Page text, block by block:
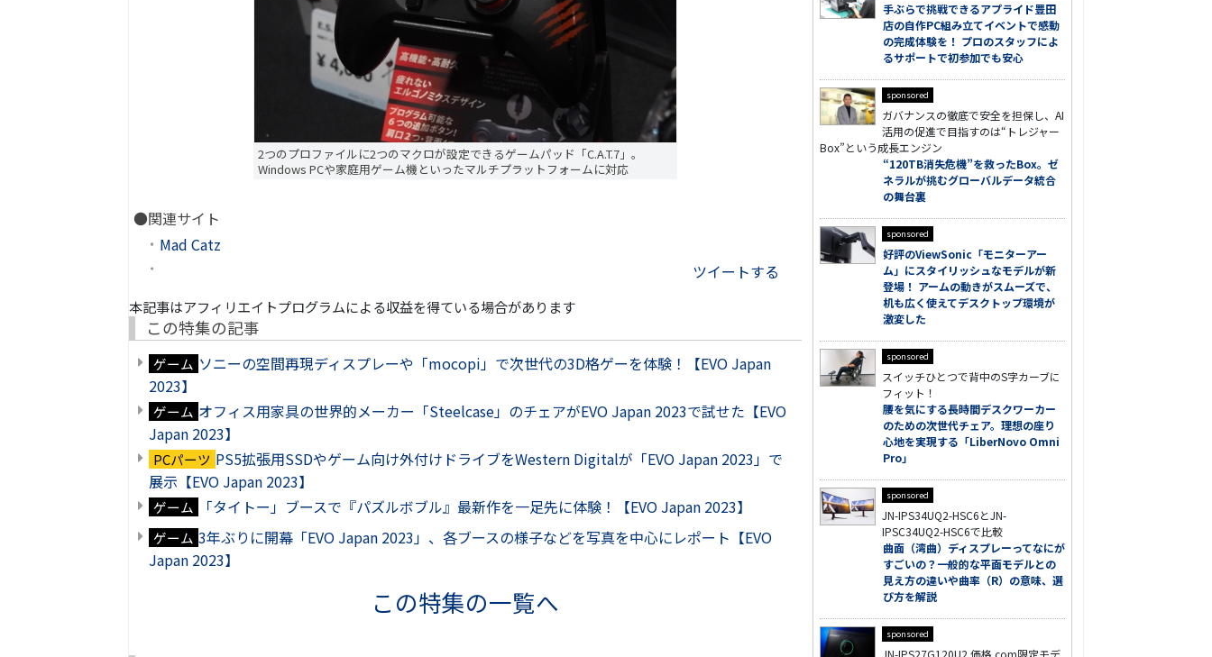
2つのプロファイルに2つのマクロが設定できるゲームパッド「C.A.T.7」。
Windows PCや家庭用ゲーム機といったマルチプラットフォームに対応
●関連サイト
Mad Catz
ツイートする
本記事はアフィリエイトプログラムによる収益を得ている場合があります
この特集の記事
ゲーム ソニーの空間再現ディスプレーや「mocopi」で次世代の3D格ゲーを体験！【EVO Japan
2023】
ゲーム オフィス用家具の世界的メーカー「Steelcase」のチェアがEVO Japan 2023で試せた【EVO
Japan 2023】
PCパーツ PS5拡張用SSDやゲーム向け外付けドライブをWestern Digitalが「EVO Japan 2023」で
展示【EVO Japan 2023】
ゲーム 「タイトー」ブースで『パズルボブル』最新作を一足先に体験！【EVO Japan 2023】
ゲーム 3年ぶりに開幕「EVO Japan 2023」、各ブースの様子などを写真を中心にレポート【EVO
Japan 2023】
この特集の一覧へ
手ぶらで挑戦できるアプライド豊田
店の自作PC組み立てイベントで感動
の完成体験を！ プロのスタッフによ
るサポートで初参加でも安心
sponsored
ガバナンスの徹底で安全を担保し、AI
活用の促進で目指すのは“トレジャー
Box”という成長エンジン
“120TB消失危機”を救ったBox。ゼ
ネラルが挑むグローバルデータ統合
の舞台裏
sponsored
好評のViewSonic「モニターアー
ム」にスタイリッシュなモデルが新
登場！ アームの動きがスムーズで、
机も広く使えてデスクトップ環境が
激変した
sponsored
スイッチひとつで背中のS字カーブに
フィット！
腰を気にする長時間デスクワーカー
のための次世代チェア。理想の座り
心地を実現する「LiberNovo Omni
Pro」
sponsored
JN-IPS34UQ2-HSC6とJN-
IPSC34UQ2-HSC6で比較
曲面（湾曲）ディスプレーってなにが
すごいの？一般的な平面モデルとの
見え方の違いや曲率（R）の意味、選
び方を解説
sponsored
JN-IPS27G120U2 価格.com限定モデ